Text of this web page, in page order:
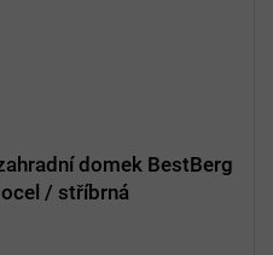
domek BestBerg
/ stříbrná